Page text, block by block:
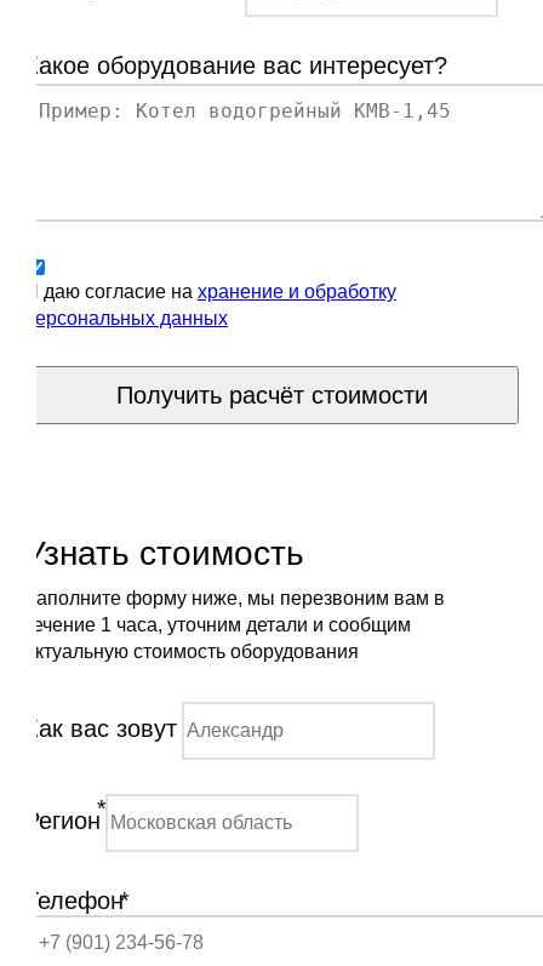
Какое оборудование вас интересует?
Я даю согласие на хранение и обработку
персональных данных
Получить расчёт стоимости
Узнать стоимость
Заполните форму ниже, мы перезвоним вам в
течение 1 часа, уточним детали и сообщим
актуальную стоимость оборудования
Как вас зовут
Регион*
Телефон*